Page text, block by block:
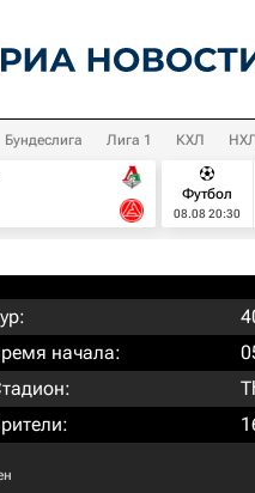
Бундеслига Лига 1 КХЛ
Футбол
08.08 20:30
начала: